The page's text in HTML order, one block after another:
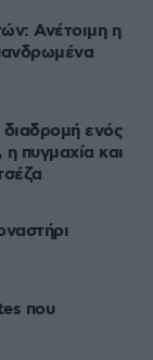
Ανέτοιμη η
ενός
πυγμαχία και
που